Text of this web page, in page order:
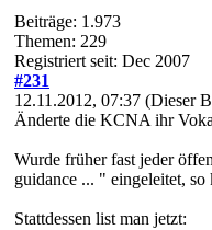
Beiträge: 1.973
Themen: 229
Registriert seit: Dec 2007
#231
12.11.2012, 07:37 (Dieser
Änderte die KCNA ihr
Wurde früher fast jeder
guidance ... " eingeleitet,
Stattdessen list man jetzt: